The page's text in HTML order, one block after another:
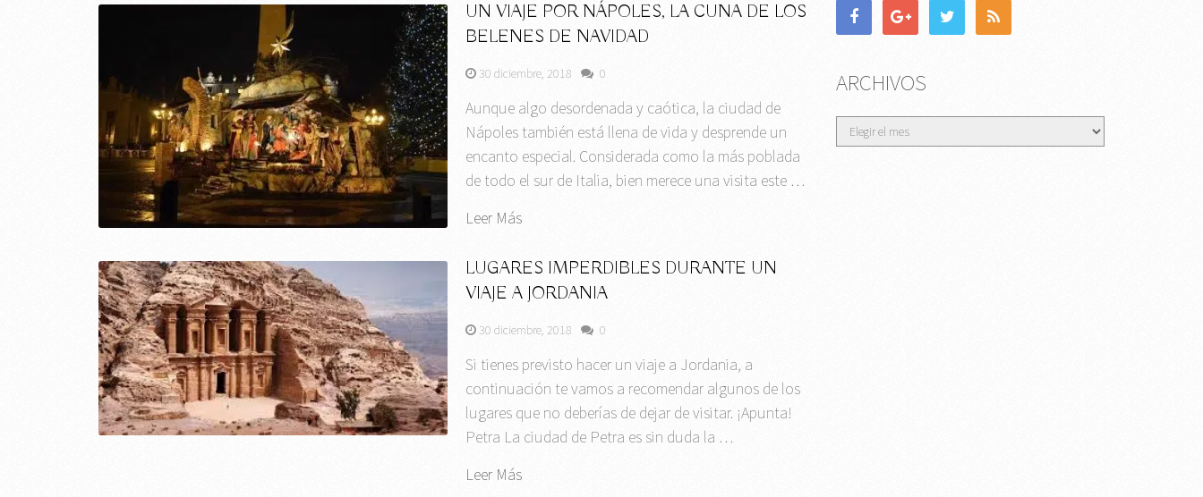
UN VIAJE POR NÁPOLES, LA CUNA DE LOS
BELENES DE NAVIDAD
30 diciembre, 2018 0
Aunque algo desordenada y caótica, la ciudad de
Nápoles también está llena de vida y desprende un
encanto especial. Considerada como la más poblada
de todo el sur de Italia, bien merece una visita este …
Leer Más
LUGARES IMPERDIBLES DURANTE UN
VIAJE A JORDANIA
30 diciembre, 2018 0
Si tienes previsto hacer un viaje a Jordania, a
continuación te vamos a recomendar algunos de los
lugares que no deberías de dejar de visitar. ¡Apunta!
Petra La ciudad de Petra es sin duda la …
Leer Más
ARCHIVOS
Archivos